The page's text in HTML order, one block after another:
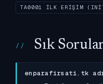
TA0001 İLK ERIŞIM
Sık
enparafirsati.tk